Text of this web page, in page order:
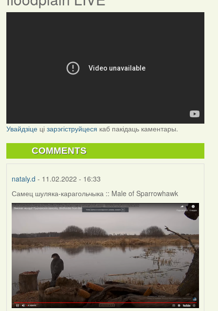
Увайдзіцеці зарэгіструйцеся каб пакідаць каментары.
COMMENTS
nataly.d - 11.02.2022 - 16:33
Самец шуляка-карагольчыка :: Male of Sparrowhawk